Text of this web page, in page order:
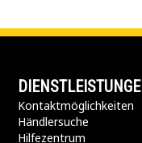
Kontaktmöglichkeiten​
Händlersuche
Hilfezentrum